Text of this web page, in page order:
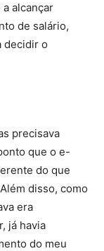
alcançar
de salário,
decidir o
precisava
que o e-
do que
disso, como
era
já havia
do meu